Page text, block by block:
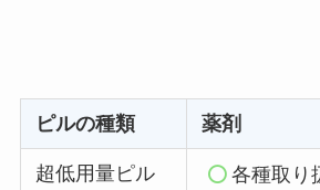
ピルの種類 薬剤
超低用量ピル 各種取り